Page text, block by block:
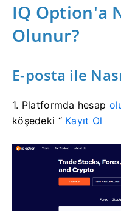
IQ Option'a
Olunur?
E-posta ile
1. Platformda hesap
köşedeki “ Kayıt Ol